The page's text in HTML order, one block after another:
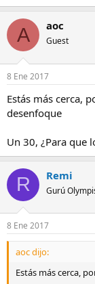
A aoc
Guest
8 Ene 2017
Estás más cerca,
desenfoque
Un 30, ¿Para que
R Remi
Gurú
8 Ene 2017
aoc dijo:
Estás más cerca,